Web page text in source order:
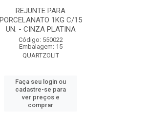
REJUNTE PARA
PORCELANATO 1KG C/15
UN. - CINZA PLATINA
Código: 550022
Embalagem: 15
QUARTZOLIT
Faça seu login ou
cadastre-se para
ver preços e
comprar